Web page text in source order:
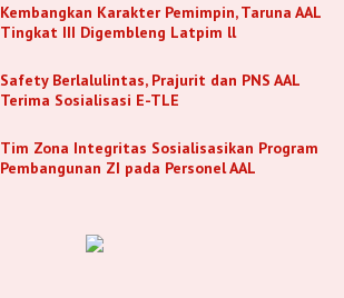
Kembangkan Karakter Pemimpin, Taruna AAL
Tingkat III Digembleng Latpim ll
Safety Berlalulintas, Prajurit dan PNS AAL
Terima Sosialisasi E-TLE
Tim Zona Integritas Sosialisasikan Program
Pembangunan ZI pada Personel AAL